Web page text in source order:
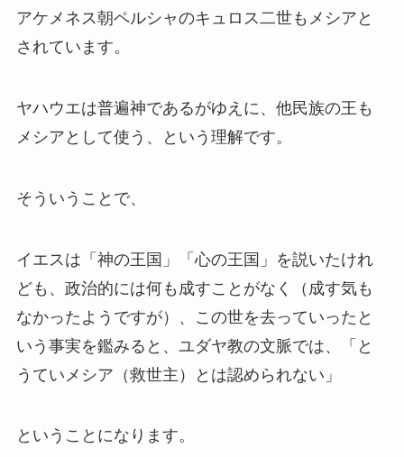
アケメネス朝ペルシャのキュロス二世もメシアと
されています。
ヤハウエは普遍神であるがゆえに、他民族の王も
メシアとして使う、という理解です。
そういうことで、
イエスは「神の王国」「心の王国」を説いたけれ
ども、政治的には何も成すことがなく（成す気も
なかったようですが）、この世を去っていったと
いう事実を鑑みると、ユダヤ教の文脈では、「と
うていメシア（救世主）とは認められない」
ということになります。